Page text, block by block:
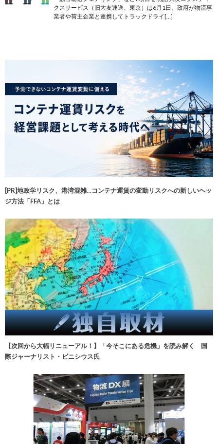
クスサービス（旧大友運送、東京）は6月1日、政府が物流事
業者や荷主企業と連携してトラックドライ[…]
[PR]地政学リスク、港湾混雑…コンテナ運賃の変動リスクへの新しいヘッ
ジ方法「FFA」とは
【次回から大幅リニューアル！】「今そこにある危機」を読み解く 国
際ジャーナリスト・ビニシウス氏